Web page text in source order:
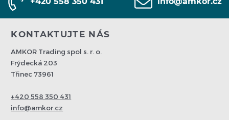
KONTAKTUJTE NÁS
AMKOR Trading spol s. r. o.
Frýdecká 203
Třinec 73961
+420 558 350 431
info@amkor.cz